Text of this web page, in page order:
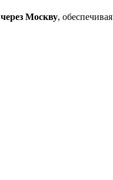
через Москву, обеспечивая